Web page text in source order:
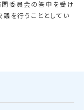
委員会の答申を受け
を行うこととしてい